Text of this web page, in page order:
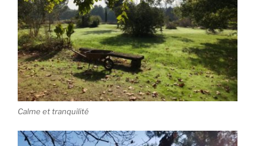
Calme et tranquilité